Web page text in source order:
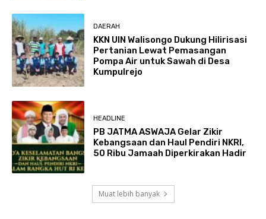
DAERAH
KKN UIN Walisongo Dukung Hilirisasi
Pertanian Lewat Pemasangan
Pompa Air untuk Sawah di Desa
Kumpulrejo
HEADLINE
PB JATMA ASWAJA Gelar Zikir
Kebangsaan dan Haul Pendiri NKRI,
50 Ribu Jamaah Diperkirakan Hadir
Muat lebih banyak